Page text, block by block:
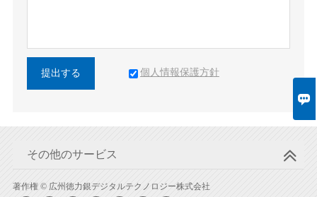

提出する 個人情報保護方針
その他のサービス
著作権 © 広州徳力銀デジタルテクノロジー株式会社